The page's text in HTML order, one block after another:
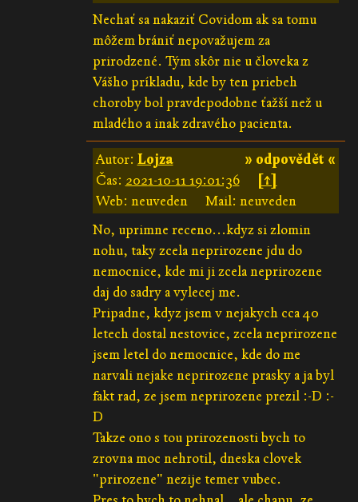
Nechať sa nakaziť Covidom ak sa tomu
môžem brániť nepovažujem za
prirodzené. Tým skôr nie u človeka z
Vášho príkladu, kde by ten priebeh
choroby bol pravdepodobne ťažší než u
mladého a inak zdravého pacienta.
» odpovědět «
Autor: Lojza
Čas: 2021-10-11 19:01:36
[↑]
Web: neuveden
Mail: neuveden
No, uprimne receno...kdyz si zlomin
nohu, taky zcela neprirozene jdu do
nemocnice, kde mi ji zcela neprirozene
daj do sadry a vylecej me.
Pripadne, kdyz jsem v nejakych cca 40
letech dostal nestovice, zcela neprirozene
jsem letel do nemocnice, kde do me
narvali nejake neprirozene prasky a ja byl
fakt rad, ze jsem neprirozene prezil :-D :-
D
Takze ono s tou prirozenosti bych to
zrovna moc nehrotil, dneska clovek
"prirozene" nezije temer vubec.